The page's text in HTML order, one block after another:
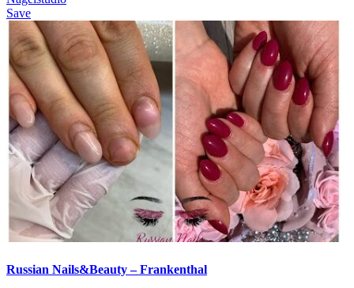
Save
Russian Nails&Beauty – Frankenthal